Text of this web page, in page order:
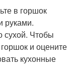
в горшок
руками.
сухой. Чтобы
и оцените
кухонные